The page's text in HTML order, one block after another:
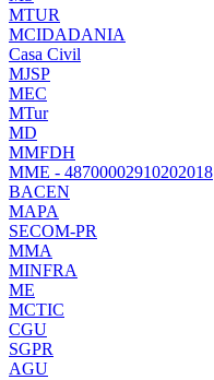
MTUR
MCIDADANIA
Casa Civil
MJSP
MEC
MTur
MD
MMFDH
MME - 48700002910202018
BACEN
MAPA
SECOM-PR
MMA
MINFRA
ME
MCTIC
CGU
SGPR
AGU